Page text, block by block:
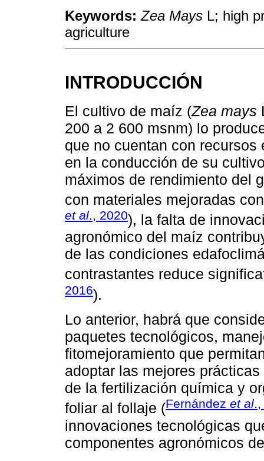
Keywords:Zea Mays L; high
agriculture
INTRODUCCIÓN
El cultivo de maíz (Zea mays
200 a 2 600 msnm) lo
que no cuentan con
en la conducción de su
máximos de rendimiento del
con materiales mejoradas
et al., 2020), la falta de
agronómico del maíz
de las condiciones
contrastantes reduce
2016).
Lo anterior, habrá que
paquetes tecnológicos,
fitomejoramiento que
adoptar las mejores
de la fertilización química y
foliar al follaje (Fernández et al
innovaciones tecnológicas
componentes agronómicos